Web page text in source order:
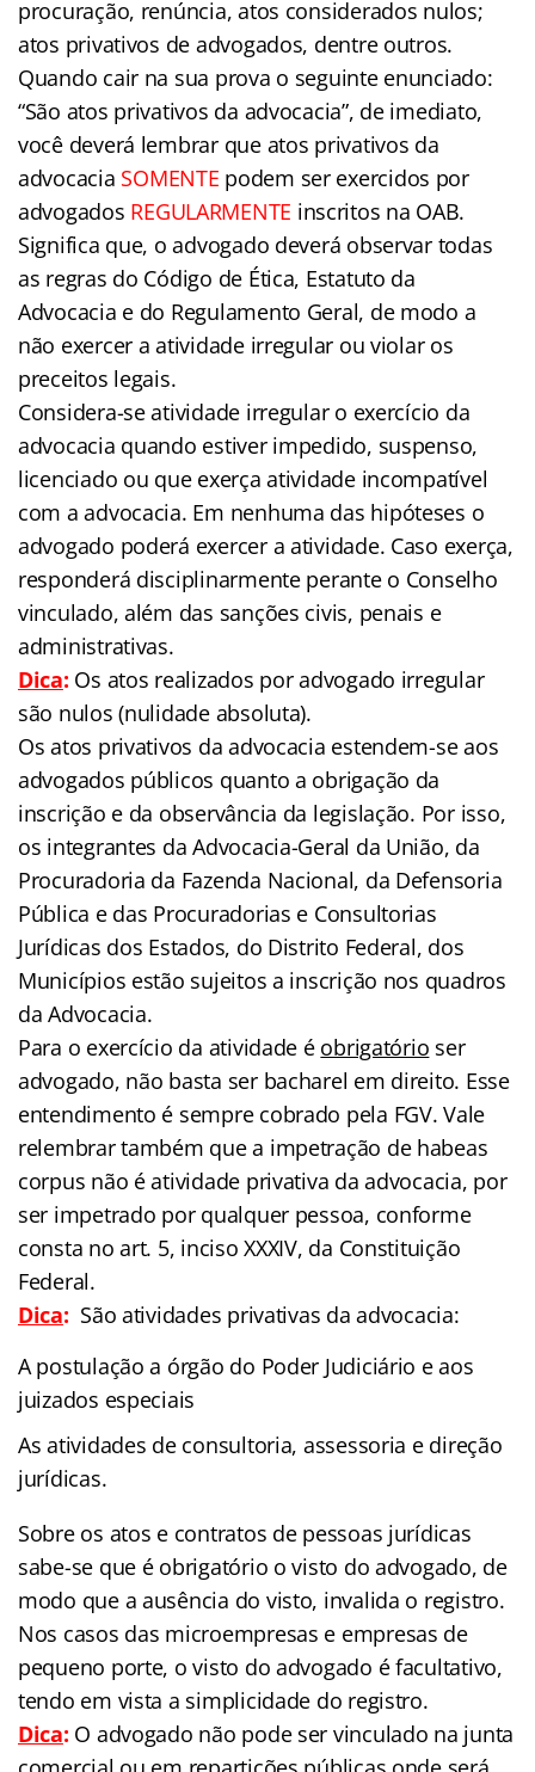
procuração, renúncia, atos considerados nulos;
atos privativos de advogados, dentre outros.
Quando cair na sua prova o seguinte enunciado:
“São atos privativos da advocacia”, de imediato,
você deverá lembrar que atos privativos da
advocacia SOMENTE podem ser exercidos por
advogados REGULARMENTE inscritos na OAB.
Significa que, o advogado deverá observar todas
as regras do Código de Ética, Estatuto da
Advocacia e do Regulamento Geral, de modo a
não exercer a atividade irregular ou violar os
preceitos legais.
Considera-se atividade irregular o exercício da
advocacia quando estiver impedido, suspenso,
licenciado ou que exerça atividade incompatível
com a advocacia. Em nenhuma das hipóteses o
advogado poderá exercer a atividade. Caso exerça,
responderá disciplinarmente perante o Conselho
vinculado, além das sanções civis, penais e
administrativas.
Dica: Os atos realizados por advogado irregular
são nulos (nulidade absoluta).
Os atos privativos da advocacia estendem-se aos
advogados públicos quanto a obrigação da
inscrição e da observância da legislação. Por isso,
os integrantes da Advocacia-Geral da União, da
Procuradoria da Fazenda Nacional, da Defensoria
Pública e das Procuradorias e Consultorias
Jurídicas dos Estados, do Distrito Federal, dos
Municípios estão sujeitos a inscrição nos quadros
da Advocacia.
Para o exercício da atividade é obrigatório ser
advogado, não basta ser bacharel em direito. Esse
entendimento é sempre cobrado pela FGV. Vale
relembrar também que a impetração de habeas
corpus não é atividade privativa da advocacia, por
ser impetrado por qualquer pessoa, conforme
consta no art. 5, inciso XXXIV, da Constituição
Federal.
Dica: São atividades privativas da advocacia:
A postulação a órgão do Poder Judiciário e aos
juizados especiais
As atividades de consultoria, assessoria e direção
jurídicas.
Sobre os atos e contratos de pessoas jurídicas
sabe-se que é obrigatório o visto do advogado, de
modo que a ausência do visto, invalida o registro.
Nos casos das microempresas e empresas de
pequeno porte, o visto do advogado é facultativo,
tendo em vista a simplicidade do registro.
Dica: O advogado não pode ser vinculado na junta